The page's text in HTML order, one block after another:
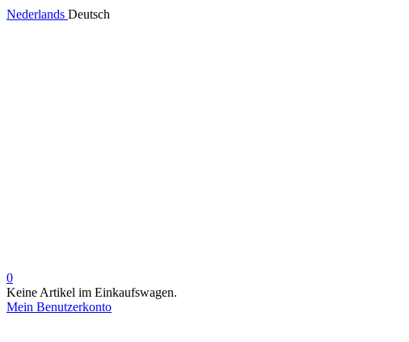
Nederlands Deutsch
0
Keine Artikel im Einkaufswagen.
Mein Benutzerkonto